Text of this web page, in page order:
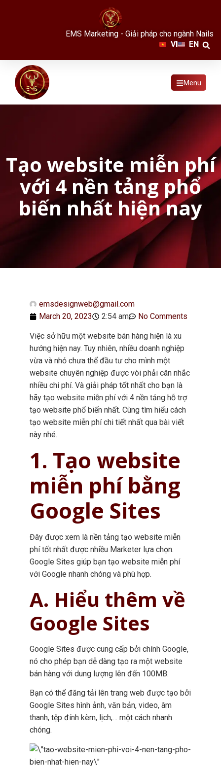
EMS Marketing - Giải pháp cho ngành Nails
VI
EN
Menu
Tạo website miễn phí
với 4 nền tảng phổ
biến nhất hiện nay
emsdesignweb@gmail.com
March 20, 2023
2:54 am No Comments
Việc sở hữu một website bán hàng hiện là xu
hướng hiện nay. Tuy nhiên, nhiều doanh nghiệp
vừa và nhỏ chưa thể đầu tư cho mình một
website chuyên nghiệp được vòi phải cân nhắc
nhiều chi phí. Và giải pháp tốt nhất cho bạn là
hãy tạo website miễn phí với 4 nền tảng hỗ trợ
tạo website phổ biến nhất. Cùng tìm hiểu cách
tạo website miễn phí chi tiết nhất qua bài viết
này nhé.
1. Tạo website
miễn phí bằng
Google Sites
Đây được xem là nền tảng tạo website miễn
phí tốt nhất được nhiều Marketer lựa chọn.
Google Sites giúp bạn tạo website miễn phí
với Google nhanh chóng và phù hợp.
A. Hiểu thêm về
Google Sites
Google Sites được cung cấp bởi chính Google,
nó cho phép bạn dễ dàng tạo ra một website
bán hàng với dung lượng lên đến 100MB.
Bạn có thể đăng tải lên trang web được tạo bởi
Google Sites hình ảnh, văn bản, video, âm
thanh, tệp đính kèm, lịch,… một cách nhanh
chóng.